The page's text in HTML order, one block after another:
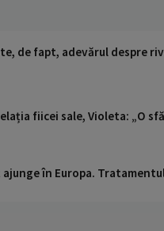
de fapt, adevărul despre
fiicei sale, Violeta: „O
în Europa.